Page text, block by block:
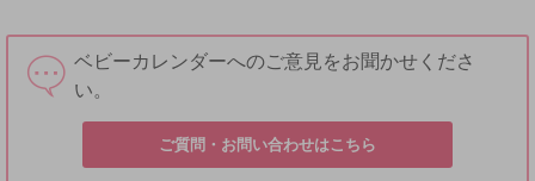
ベビーカレンダーへのご意見をお聞かせくださ
い。
ご質問・お問い合わせはこちら